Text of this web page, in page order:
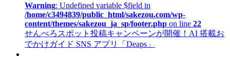
Warning: Undefined variable $field in
/home/c3494839/public_html/sakezou.com/wp-
content/themes/sakezou_ja_sp/footer.php on line 22
せんべろスポット投稿キャンペーンが開催！AI 搭載お
でかけガイド SNS アプリ「Deaps」